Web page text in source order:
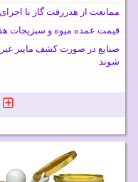
ممانعت از هدررفت گاز با
قیمت عمده میوه و سبزیجات
صنایع در صورت کشف ماینر غیر
شوند